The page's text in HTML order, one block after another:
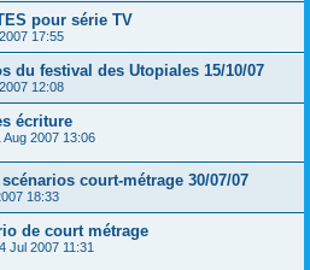
pour série TV
17:55
du festival des Utopiales 15/10/07
12:08
écriture
Aug 2007 13:06
court-métrage 30/07/07
18:33
de court métrage
Jul 2007 11:31